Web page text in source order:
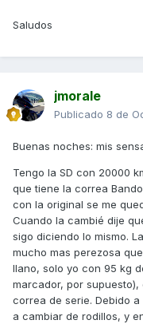
Saludos
jmorale
Publicado 8 de
Buenas noches: mis
Tengo la SD con 20000
que tiene la correa
con la original se me
Cuando la cambié dije
sigo diciendo lo mismo.
mucho mas perezosa
llano, solo yo con 95 kg
marcador, por
correa de serie. Debido
a cambiar de rodillos, y